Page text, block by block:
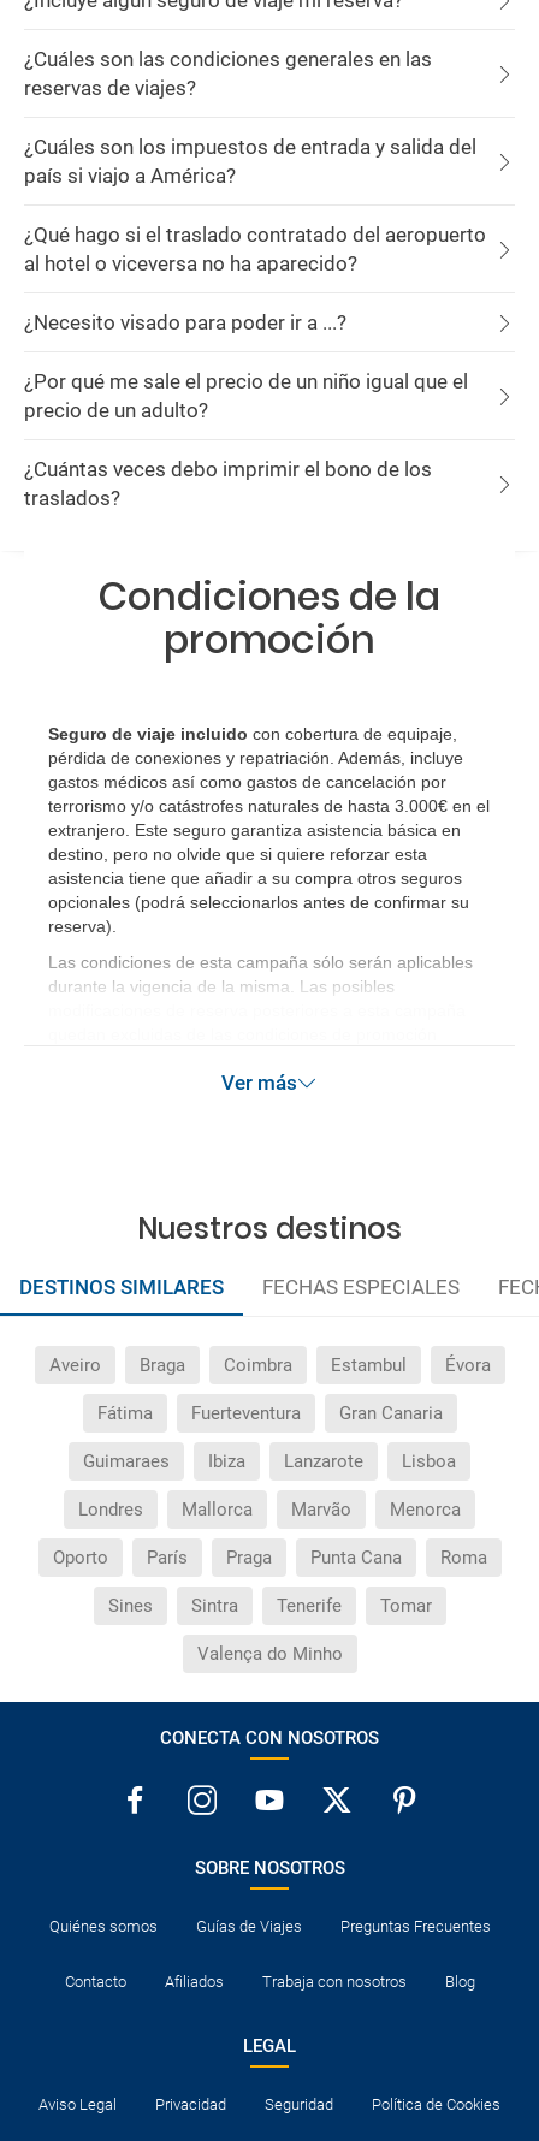
¿Cuáles son las condiciones generales en las
reservas de viajes?
¿Cuáles son los impuestos de entrada y salida del
país si viajo a América?
¿Qué hago si el traslado contratado del aeropuerto
al hotel o viceversa no ha aparecido?
¿Necesito visado para poder ir a ...?
¿Por qué me sale el precio de un niño igual que el
precio de un adulto?
¿Cuántas veces debo imprimir el bono de los
traslados?
Condiciones de la
promoción
Seguro de viaje incluido con cobertura de equipaje,
pérdida de conexiones y repatriación. Además, incluye
gastos médicos así como gastos de cancelación por
terrorismo y/o catástrofes naturales de hasta 3.000€ en el
extranjero. Este seguro garantiza asistencia básica en
destino, pero no olvide que si quiere reforzar esta
asistencia tiene que añadir a su compra otros seguros
opcionales (podrá seleccionarlos antes de confirmar su
reserva)
Las condiciones de esta campaña sólo serán aplicables
durante la vigencia de la misma. Las posibles
Ver más
Nuestros destinos
DESTINOS SIMILARES FECHAS ESPECIALES
Aveiro Braga Coimbra Estambul Évora
Fátima Fuerteventura Gran Canaria
Guimaraes Ibiza Lanzarote Lisboa
Londres Mallorca Marvão Menorca
Oporto París Praga Punta Cana Roma
Sines Sintra Tenerife Tomar
Valença do Minho
CONECTA CON NOSOTROS
SOBRE NOSOTROS
Quiénes somos Guías de Viajes Preguntas Frecuentes
Contacto Afiliados Trabaja con nosotros Blog
LEGAL
Aviso Legal Privacidad Seguridad Política de Cookies